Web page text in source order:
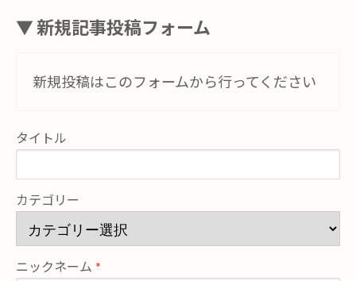
▼ 新規記事投稿フォーム
新規投稿はこのフォームから行ってください
タイトル
カテゴリー
ニックネーム